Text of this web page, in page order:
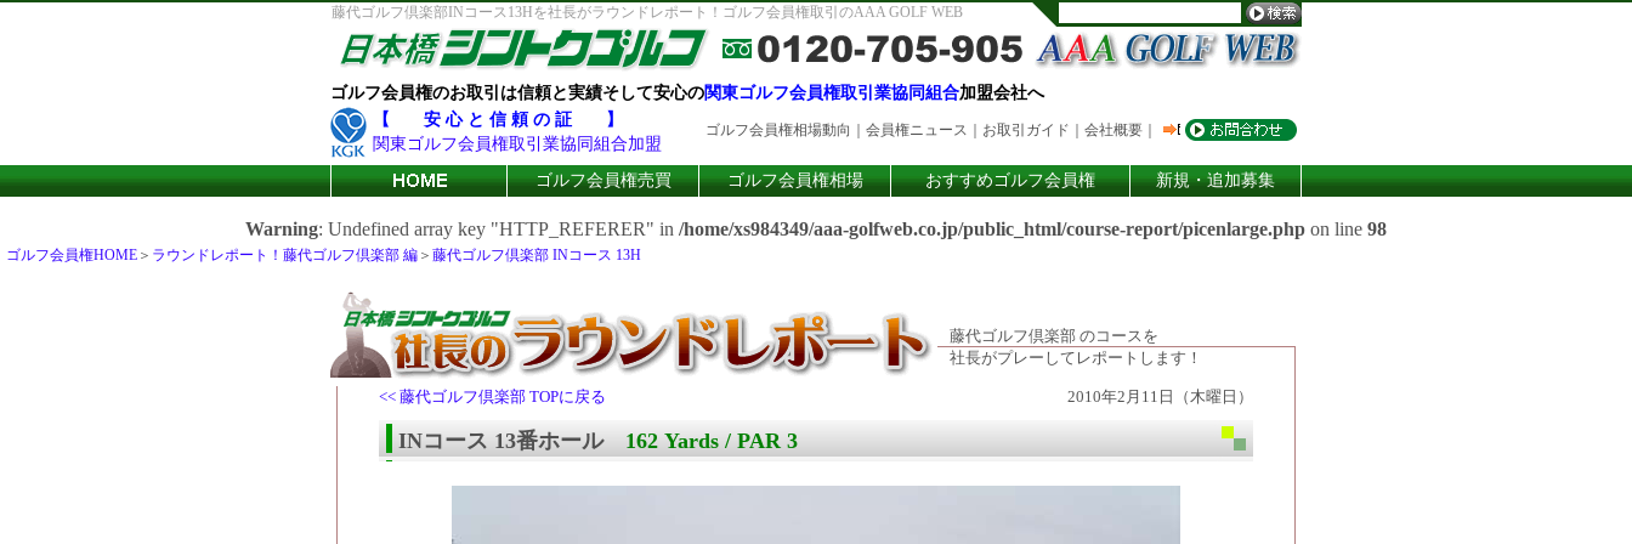
藤代ゴルフ倶楽部INコース13Hを社長がラウンドレポート！ゴルフ会員権取引のAAA GOLF WEB
ゴルフ会員権のお取引は信頼と実績そして安心の関東ゴルフ会員権取引業協同組合加盟会社へ
【 安 心 と 信 頼 の 証 】
関東ゴルフ会員権取引業協同組合加盟
ゴルフ会員権相場動向 会員権ニュース お取引ガイド 会社概要
ゴルフ会員権売買 ゴルフ会員権相場 おすすめゴルフ会員権 新規・追加募集
Warning: Undefined array key "HTTP_REFERER" in /home/xs984349/aaa-golfweb.co.jp/public_html/course-report/picenlarge.php on line 98
ゴルフ会員権HOME ＞ ラウンドレポート！藤代ゴルフ倶楽部 編 ＞ 藤代ゴルフ倶楽部 INコース 13H
藤代ゴルフ倶楽部 のコースを
社長がプレーしてレポートします！
<< 藤代ゴルフ倶楽部 TOPに戻る 2010年2月11日（木曜日）
INコース 13番ホール 162 Yards / PAR 3